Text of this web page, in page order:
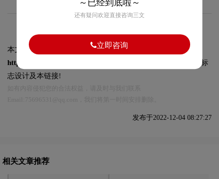
本文标题和链接
品品香标志logo图片:
https://logo9.net/works/10272.html
转载时请注明出处为诗宸标
志设计及本链接!
发布于2022-12-04 08:27:27
相关文章推荐
～已经到底啦～
还有疑问欢迎直接咨询三文
立即咨询